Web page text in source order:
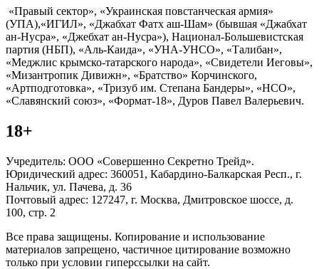
«Правый сектор», «Украинская повстанческая армия»
(УПА),«ИГИЛ», «Джабхат Фатх аш-Шам» (бывшая «Джабхат
ан-Нусра», «Джебхат ан-Нусра»), Национал-Большевистская
партия (НБП), «Аль-Каида», «УНА-УНСО», «Талибан»,
«Меджлис крымско-татарского народа», «Свидетели Иеговы»,
«Мизантропик Дивижн», «Братство» Корчинского,
«Артподготовка», «Тризуб им. Степана Бандеры», «НСО»,
«Славянский союз», «Формат-18», Дуров Павел Валерьевич.
18+
Учредитель: ООО «Совершенно Секретно Трейд».
Юридический адрес: 360051, Кабардино-Балкарская Респ., г.
Нальчик, ул. Пачева, д. 36
Почтовый адрес: 127247, г. Москва, Дмитровское шоссе, д.
100, стр. 2
Все права защищены. Копирование и использование
материалов запрещено, частичное цитирование возможно
только при условии гиперссылки на сайт.